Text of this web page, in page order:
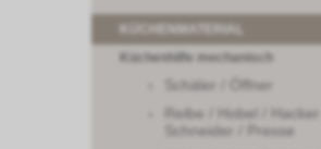
KÜCHENMATERIAL
Küchenhilfe mechanisch
Schäler / Öffner
Reibe / Hobel / Hacker /
Schneider / Presse